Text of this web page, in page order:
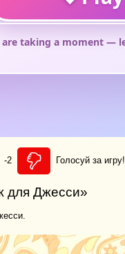
-2 Голосуй за игру!
для Джесси»